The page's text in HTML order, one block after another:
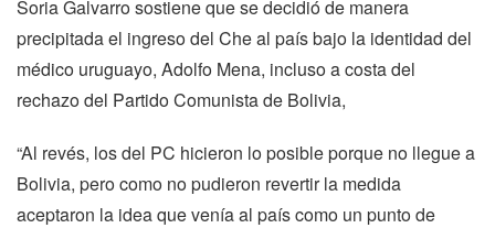
Soria Galvarro sostiene que se decidió de manera
precipitada el ingreso del Che al país bajo la identidad del
médico uruguayo, Adolfo Mena, incluso a costa del
rechazo del Partido Comunista de Bolivia,
“Al revés, los del PC hicieron lo posible porque no llegue a
Bolivia, pero como no pudieron revertir la medida
aceptaron la idea que venía al país como un punto de